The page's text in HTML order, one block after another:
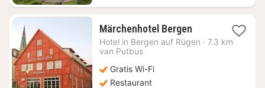
Märchenhotel Bergen1
nacht
Hotel in Bergen auf Rügen · 7.3 km
van Putbus
Gratis Wi-Fi
Restaurant